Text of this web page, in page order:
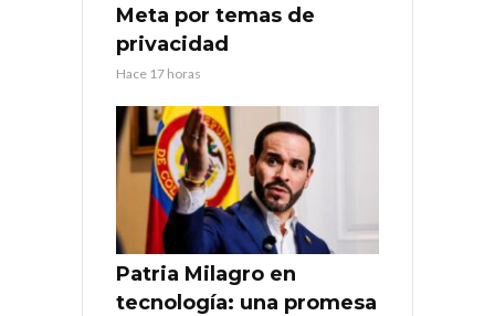
Meta por temas de
privacidad
Hace 17 horas
Patria Milagro en
tecnología: una promesa